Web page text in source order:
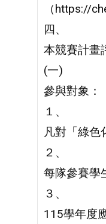
（https://
四、
本競賽計畫
(一)
參與對象：
１、
凡對「綠色
２、
每隊參賽學
３、
115學年度